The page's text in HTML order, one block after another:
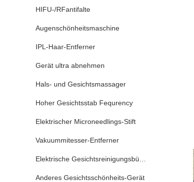
HIFU-/RFantifalte
Augenschönheitsmaschine
IPL-Haar-Entferner
Gerät ultra abnehmen
Hals- und Gesichtsmassager
Hoher Gesichtsstab Fequrency
Elektrischer Microneedlings-Stift
Vakuummitesser-Entferner
Elektrische Gesichtsreinigungsbürste
Anderes Gesichtsschönheits-Gerät